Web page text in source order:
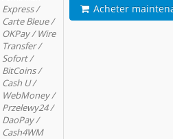
Express /
Carte Bleue /
OKPay / Wire
Transfer /
Sofort /
BitCoins /
Cash U /
WebMoney /
Przelewy24 /
DaoPay /
Cash4WM
Acheter